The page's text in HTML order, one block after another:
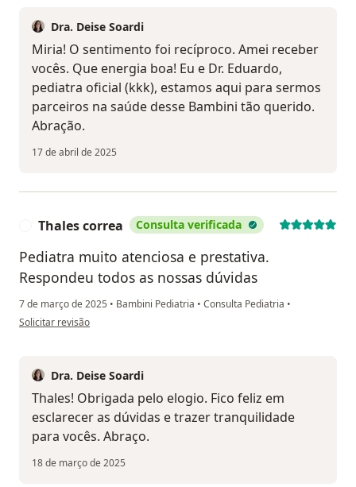
Dra. Deise Soardi
Miria! O sentimento foi recíproco. Amei receber
vocês. Que energia boa! Eu e Dr. Eduardo,
pediatra oficial (kkk), estamos aqui para sermos
parceiros na saúde desse Bambini tão querido.
Abração.
17 de abril de 2025
Thales correa Consulta verificada
Pediatra muito atenciosa e prestativa.
Respondeu todos as nossas dúvidas
7 de março de 2025 • Bambini Pediatria • Consulta Pediatria •
na opinião do utilizador Thales correa
Solicitar revisão
Dra. Deise Soardi
Thales! Obrigada pelo elogio. Fico feliz em
esclarecer as dúvidas e trazer tranquilidade
para vocês. Abraço.
18 de março de 2025